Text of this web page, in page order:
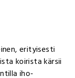
erityisesti
koirista kärsii
iho-